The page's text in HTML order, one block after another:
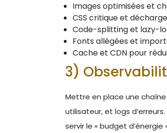
Images optimisées et
CSS critique et
Code-splitting et lazy-
Fonts allégées et
Cache et CDN pour
3)
Mettre en place une
utilisateur, et logs
servir le « budget